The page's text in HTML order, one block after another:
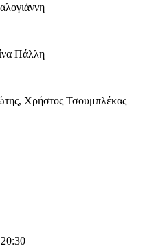
Πάλλη
Χρήστος Τσουμπλέκας